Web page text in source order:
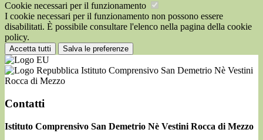
Cookie necessari per il funzionamento
I cookie necessari per il funzionamento non possono essere
disabilitati. È possibile consultare l'elenco nella pagina della cookie
policy.
Accetta tutti Salva le preferenze
Istituto Comprensivo San Demetrio Nè Vestini
Rocca di Mezzo
Contatti
Istituto Comprensivo San Demetrio Nè Vestini Rocca di Mezzo